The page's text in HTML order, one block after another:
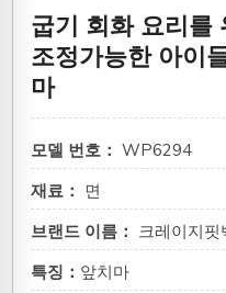
굽기 회화 요리를
조정가능한 아이
마
모델 번호： WP6294
재료： 면
브랜드 이름：
크레이지핏
특징： 앞치마